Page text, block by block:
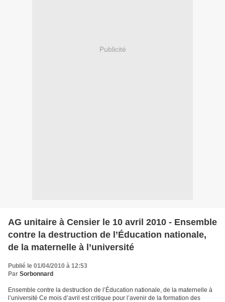
Publicité
AG unitaire à Censier le 10 avril 2010 - Ensemble
contre la destruction de l’Éducation nationale,
de la maternelle à l’université
Publié le 01/04/2010 à 12:53
Par Sorbonnard
Ensemble contre la destruction de l’Éducation nationale, de la maternelle à
l’université Ce mois d’avril est critique pour l’avenir de la formation des